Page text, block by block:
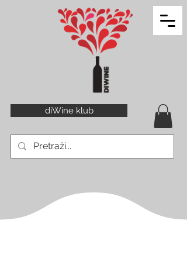
diWine klub